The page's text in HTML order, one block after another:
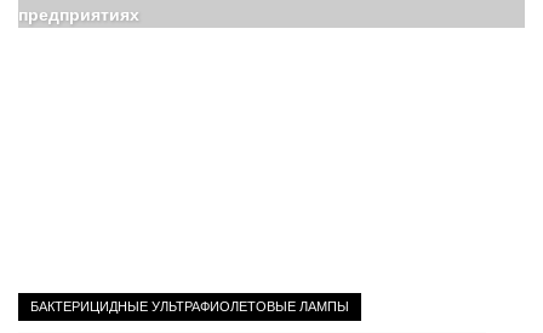
предприятиях
БАКТЕРИЦИДНЫЕ УЛЬТРАФИОЛЕТОВЫЕ ЛАМПЫ